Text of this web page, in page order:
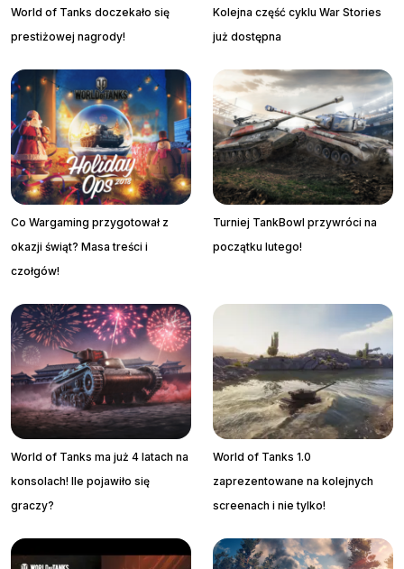
World of Tanks doczekało się
prestiżowej nagrody!
Kolejna część cyklu War Stories
już dostępna
Co Wargaming przygotował z
okazji świąt? Masa treści i
czołgów!
Turniej TankBowl przywróci na
początku lutego!
World of Tanks ma już 4 latach na
konsolach! Ile pojawiło się
graczy?
World of Tanks 1.0
zaprezentowane na kolejnych
screenach i nie tylko!